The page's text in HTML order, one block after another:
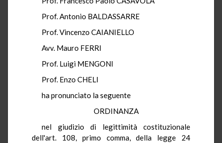
Prof. Antonio BALDASSARRE
Prof. Vincenzo CAIANIELLO
Avv. Mauro FERRI
Prof. Luigi MENGONI
Prof. Enzo CHELI
ha pronunciato la seguente
ORDINANZA
nel giudizio di legittimità costituzionale
dell'art. 108, primo comma, della legge 24